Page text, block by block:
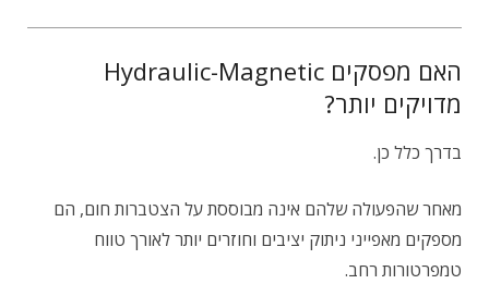
האם מפסקים Hydraulic-Magnetic
מדויקים יותר?
בדרך כלל כן.
מאחר שהפעולה שלהם אינה מבוססת על הצטברות חום, הם
מספקים מאפייני ניתוק יציבים וחוזרים יותר לאורך טווח
טמפרטורות רחב.